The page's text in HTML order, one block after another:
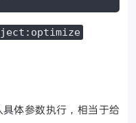
体参数执行，相当于给